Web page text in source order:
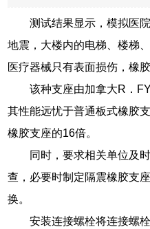
测试结果显示，模拟医
地震，大楼内的电梯、楼梯
医疗器械只有表面损伤，橡
该种支座由加拿大R．
其性能远忧于普通板式橡胶
橡胶支座的16倍。
同时，要求相关单位及
查，必要时制定隔震橡胶支
换。
安装连接螺栓将连接螺